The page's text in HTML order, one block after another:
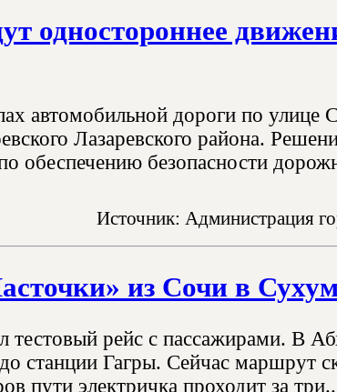
одностороннее
автомобильной дороги по улице
Лазаревского района.
обеспечению безопасности
Источник: Администрация
из Сочи в
тестовый рейс с пассажирами. В
станции Гагры. Сейчас маршрут
пути электричка проходит за три..